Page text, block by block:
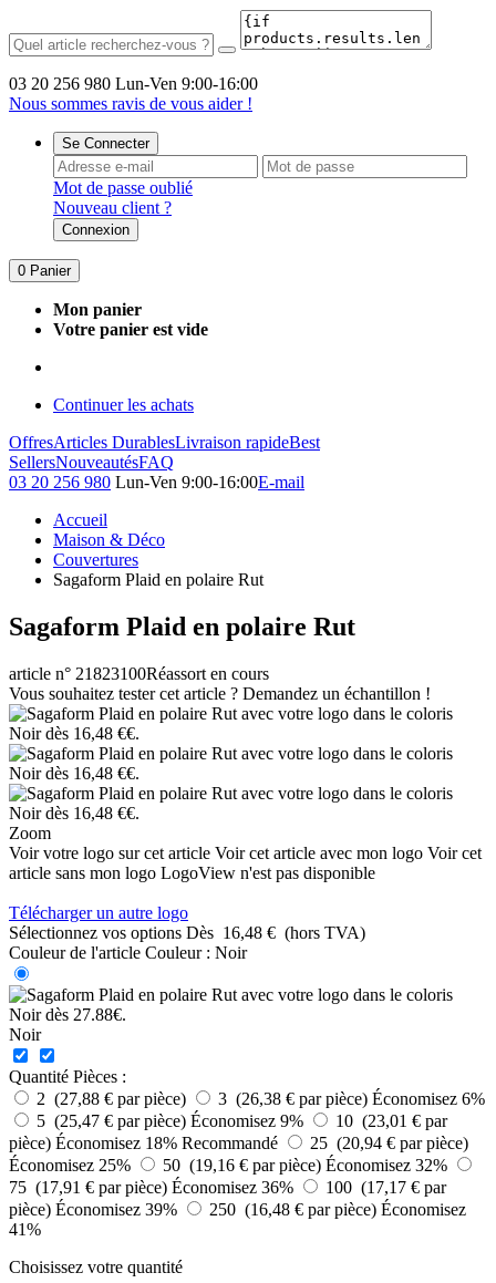
03 20 256 980 Lun-Ven 9:00-16:00
Nous sommes ravis de vous aider !
Se Connecter
Mot de passe oublié
Nouveau client ?
Connexion
0 Panier
Mon panier
Votre panier est vide
Continuer les achats
OffresArticles DurablesLivraison rapideBest
SellersNouveautésFAQ
03 20 256 980 Lun-Ven 9:00-16:00E-mail
Accueil
Maison & Déco
Couvertures
Sagaform Plaid en polaire Rut
Sagaform Plaid en polaire Rut
article n° 21823100Réassort en cours
Vous souhaitez tester cet article ? Demandez un échantillon !
Zoom
Voir votre logo sur cet article Voir cet article avec mon logo Voir cet
article sans mon logo LogoView n'est pas disponible
Télécharger un autre logo
Sélectionnez vos options Dès 16,48 € (hors TVA)
Couleur de l'article Couleur : Noir
Noir
Quantité Pièces :
2 (27,88 € par pièce)
3 (26,38 € par pièce) Économisez 6%
5 (25,47 € par pièce) Économisez 9%
10 (23,01 € par
pièce) Économisez 18% Recommandé
25 (20,94 € par pièce)
Économisez 25%
50 (19,16 € par pièce) Économisez 32%
75 (17,91 € par pièce) Économisez 36%
100 (17,17 € par
pièce) Économisez 39% 250 (16,48 € par pièce) Économisez
41%
Choisissez votre quantité